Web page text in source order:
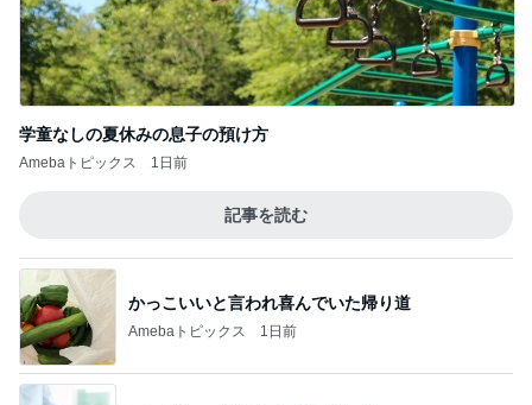
学童なしの夏休みの息子の預け方
Amebaトピックス 1日前
記事を読む
かっこいいと言われ喜んでいた帰り道
Amebaトピックス 1日前